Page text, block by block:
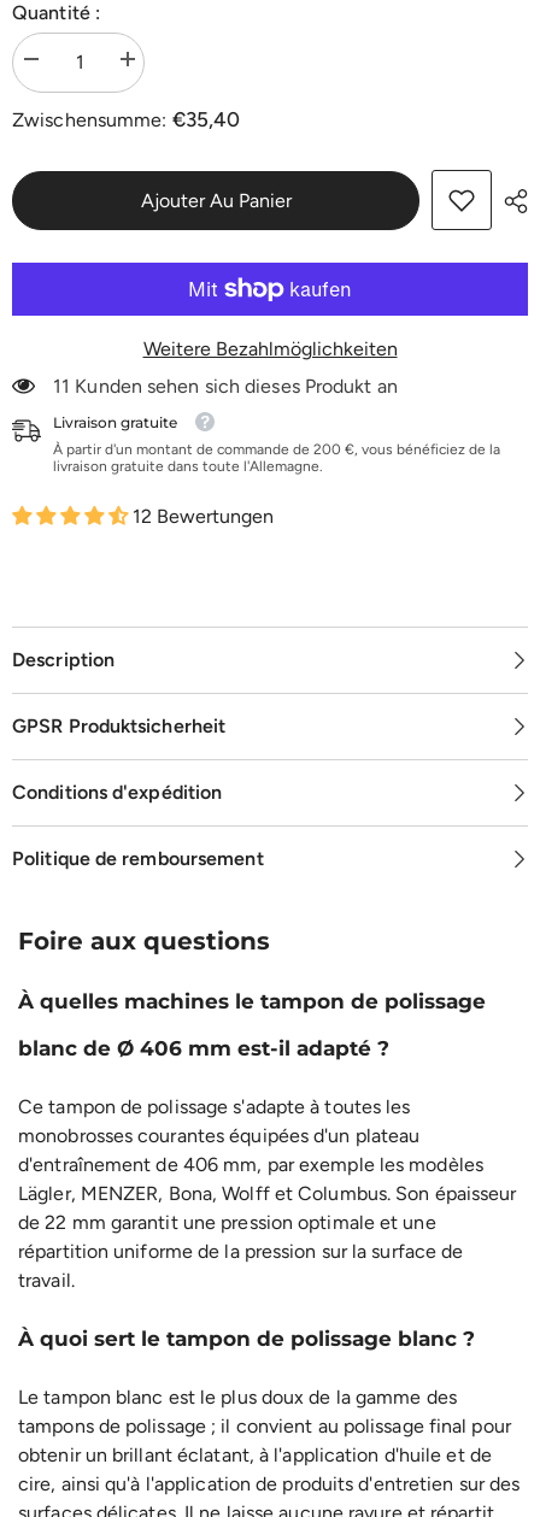
Quantité :
verringern
Polierpad
406
mm
5er-
Menge
erhöhen
Polierpad
406
mm
22
mm
5er-
Zwischensumme: €35,40
Ajouter Au Panier
Weitere Bezahlmöglichkeiten
11 Kunden sehen sich dieses Produkt an
Livraison gratuite
À partir d'un montant de commande de 200 €, vous bénéficiez de la
livraison gratuite dans toute l'Allemagne.
12 Bewertungen
Description
GPSR Produktsicherheit
Conditions d'expédition
Politique de remboursement
Foire aux questions
À quelles machines le tampon de polissage
blanc de Ø 406 mm est-il adapté ?
Ce tampon de polissage s'adapte à toutes les
monobrosses courantes équipées d'un plateau
d'entraînement de 406 mm, par exemple les modèles
Lägler, MENZER, Bona, Wolff et Columbus. Son épaisseur
de 22 mm garantit une pression optimale et une
répartition uniforme de la pression sur la surface de
travail.
À quoi sert le tampon de polissage blanc ?
Le tampon blanc est le plus doux de la gamme des
tampons de polissage ; il convient au polissage final pour
obtenir un brillant éclatant, à l'application d'huile et de
cire, ainsi qu'à l'application de produits d'entretien sur des